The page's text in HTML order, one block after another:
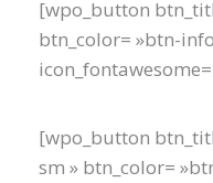
[wpo_button
btn_color= »btn-
[wpo_button
sm » btn_color=